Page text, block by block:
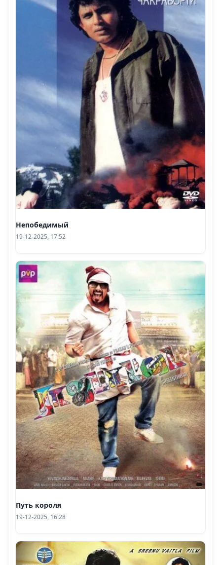
Непобедимый
19-12-2025, 17:52
Путь короля
19-12-2025, 16:28